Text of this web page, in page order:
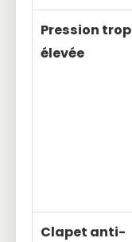
Pression trop
élevée
Clapet anti-